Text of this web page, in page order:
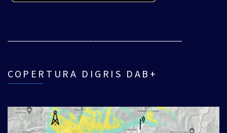
COPERTURA DIGRIS DAB+